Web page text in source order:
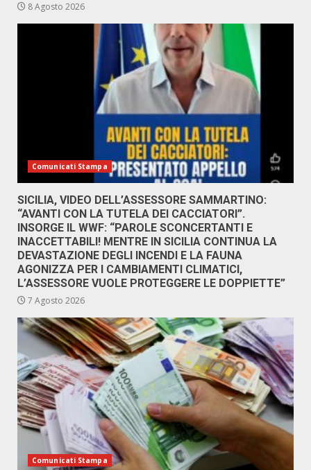
8 Agosto 2026
Comunicati Stampa
SICILIA, VIDEO DELL’ASSESSORE SAMMARTINO:
“AVANTI CON LA TUTELA DEI CACCIATORI”.
INSORGE IL WWF: “PAROLE SCONCERTANTI E
INACCETTABILI! MENTRE IN SICILIA CONTINUA LA
DEVASTAZIONE DEGLI INCENDI E LA FAUNA
AGONIZZA PER I CAMBIAMENTI CLIMATICI,
L’ASSESSORE VUOLE PROTEGGERE LE DOPPIETTE”
7 Agosto 2026
Comunicati Stampa